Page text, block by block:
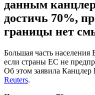
данным
достичь 70%,
границы нет
Большая часть населения
если страны ЕС не
Об этом заявила Канцлер
Reuters.